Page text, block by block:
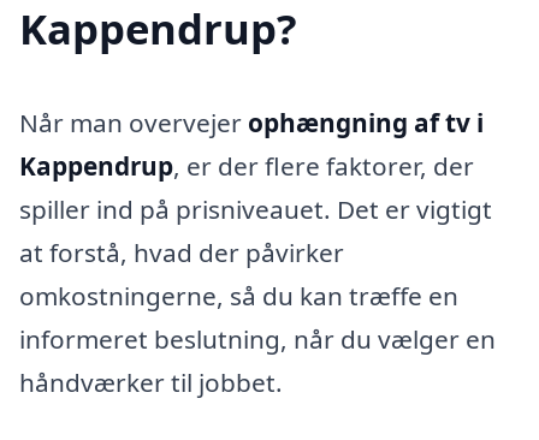
Kappendrup?
Når man overvejer ophængning af tv i
Kappendrup, er der flere faktorer, der
spiller ind på prisniveauet. Det er vigtigt
at forstå, hvad der påvirker
omkostningerne, så du kan træffe en
informeret beslutning, når du vælger en
håndværker til jobbet.